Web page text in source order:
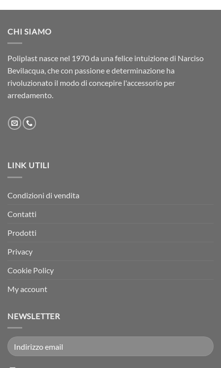
CHI SIAMO
Poliplast nasce nel 1970 da una felice intuizione di Narciso
Bevilacqua, che con passione e determinazione ha
rivoluzionato il modo di concepire l'accessorio per
arredamento.
LINK UTILI
Condizioni di vendita
Contatti
Prodotti
Privacy
Cookie Policy
My account
NEWSLETTER